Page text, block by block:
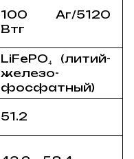
100 Аг/5120
Втг
LiFePO₄ (литий-
железо-
фосфатный)
51.2